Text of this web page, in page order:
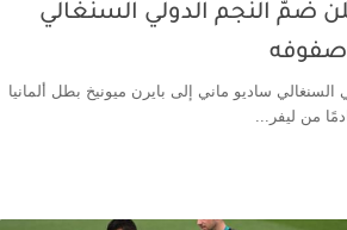
ضمّ النجم الدولي السنغالي
صفوفه
ساديو ماني إلى بايرن ميونيخ بطل ألمانيا
من ليفر...